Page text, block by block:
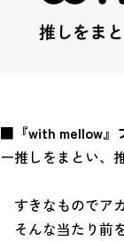
■『with mellow』
ー推しをまとい、
すきなものでアガ
そんな当たり前